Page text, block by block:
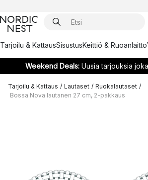
Tarjoilu & KattausSisustusKeittiö & Ruoanlaitto
Weekend Deals:Uusia tarjouksia
Tarjoilu & Kattaus / Lautaset / Ruokalautaset /
Bossa Nova lautanen 27 cm, 2-pakkaus